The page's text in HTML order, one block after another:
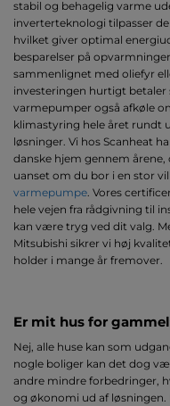
stabil og behagelig varme
inverterteknologi tilpasser
hvilket giver optimal
besparelser på
sammenlignet med oliefyr
investeringen hurtigt betaler
varmepumper også afkøle
klimastyring hele året rundt
løsninger. Vi hos Scanheat
danske hjem gennem årene,
uanset om du bor i en stor
varmepumpe. Vores
hele vejen fra rådgivning til
kan være tryg ved dit valg.
Mitsubishi sikrer vi høj
holder i mange år fremover.
Er mit hus for
Nej, alle huse kan som
nogle boliger kan det dog
andre mindre forbedringer,
og økonomi ud af